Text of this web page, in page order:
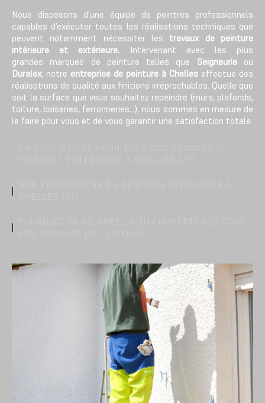
Nous disposons d'une équipe de peintres professionnels
capables d’exécuter toutes les réalisations techniques que
peuvent notamment nécessiter les travaux de peinture
intérieure et extérieure.
Intervenant avec les plus
grandes marques de peinture telles que Seigneurieou
Duralex, notre entreprise de peinture à Chelles effectue des
réalisations de qualité aux finitions irréprochables. Quelle que
soit la surface que vous souhaitez repeindre (murs, plafonds,
toiture, boiseries, ferronneries…), nous sommes en mesure de
le faire pour vous et de vous garantir une satisfaction totale.